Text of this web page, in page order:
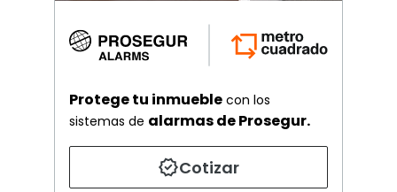
Protege tu inmueble con los
sistemas de alarmas de Prosegur.
Cotizar